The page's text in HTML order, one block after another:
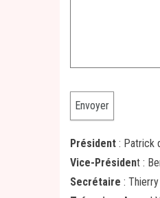
Président : Patrick
Vice-Président :
Secrétaire :